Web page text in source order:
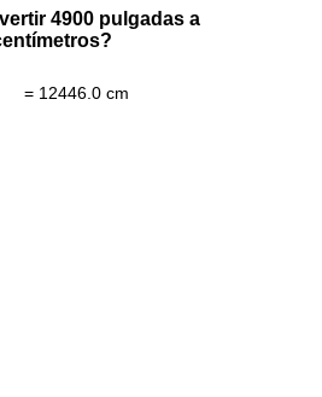
4900 pulgadas a
= 12446.0 cm